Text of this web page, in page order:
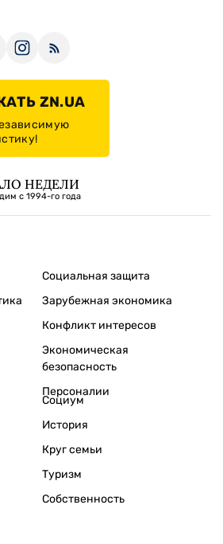
ZN.UA
НЕДЕЛИ
с 1994-го года
Социальная защита
Зарубежная экономика
Конфликт интересов
Экономическая
безопасность
Персоналии
Социум
История
Круг семьи
Туризм
Собственность